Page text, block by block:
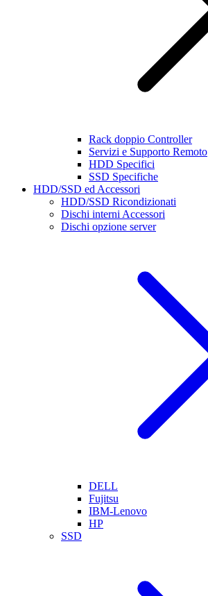
Rack doppio Controller
Servizi e Supporto Remoto
HDD Specifici
SSD Specifiche
HDD/SSD ed Accessori
HDD/SSD Ricondizionati
Dischi interni Accessori
Dischi opzione server
DELL
Fujitsu
IBM-Lenovo
HP
SSD